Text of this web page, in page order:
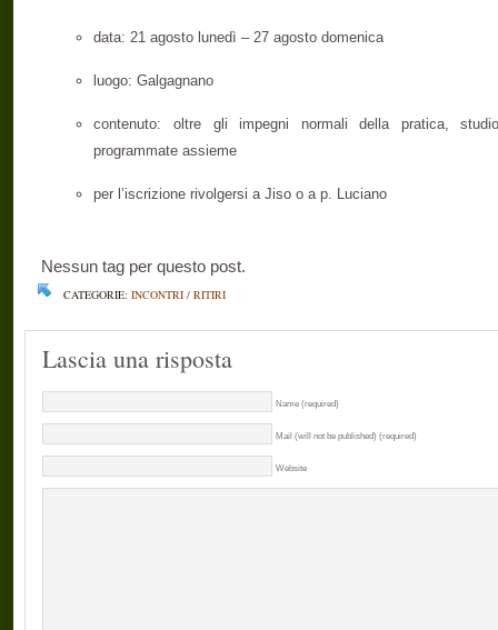
data: 21 agosto lunedì – 27 agosto domenica
luogo: Galgagnano
contenuto: oltre gli impegni normali della pratica,
programmate assieme
per l’iscrizione rivolgersi a Jiso o a p. Luciano
Nessun tag per questo post.
CATEGORIE: INCONTRI / RITIRI
Lascia una risposta
Name (required)
Mail (will not be published) (required)
Website